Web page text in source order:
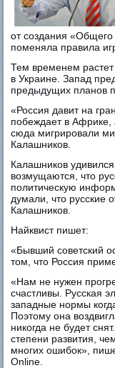
от создания
поменяла правила
Тем временем
в Украине. Запад
предыдущих планов
«Россия давит на
побеждает в Африке,
сюда мигрировали
Калашников.
Калашников
возмущаются, что
политическую
думали, что русские
Калашников.
Найквист пишет:
«Бывший советский
том, что Россия
«Нам не нужен
счастливы. Русская
западные нормы
Поэтому она
никогда не будет
степени развития,
многих ошибок»,
Online.